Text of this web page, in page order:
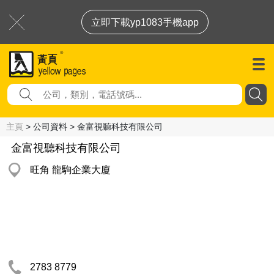
立即下載yp1083手機app
主頁 > 公司資料 > 金富視聽科技有限公司
金富視聽科技有限公司
旺角 龍駒企業大廈
2783 8779